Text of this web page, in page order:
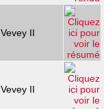
Vevey II
Vevey II